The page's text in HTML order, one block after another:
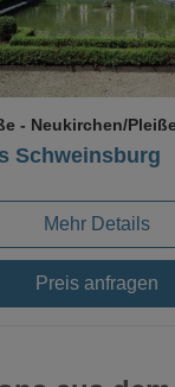
Schweinsburg
- Neukirchen/
Mehr Details
Preis anfragen